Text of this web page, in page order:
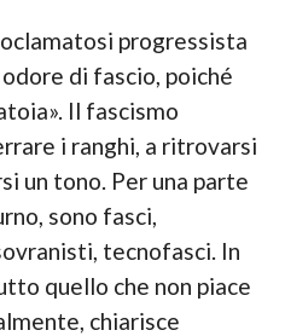
progressista
di fascio, poiché
Il fascismo
i ranghi, a ritrovarsi
un tono. Per una parte
sono fasci,
tecnofasci. In
quello che non piace
chiarisce